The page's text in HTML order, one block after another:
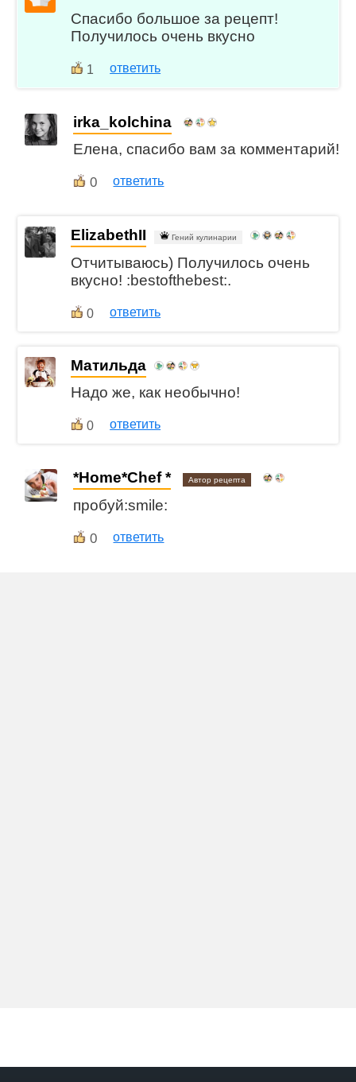
Спасибо большое за рецепт!
Получилось очень вкусно
1 ответить
irka_kolchina
Елена, спасибо вам за комментарий!
0 ответить
ElizabethII Гений кулинарии
Отчитываюсь) Получилось очень
вкусно! :bestofthebest:.
0 ответить
Матильда
Надо же, как необычно!
0 ответить
*Home*Chef * Автор рецепта
пробуй:smile:
0 ответить